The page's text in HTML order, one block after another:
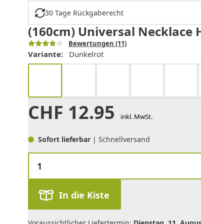
30 Tage Rückgaberecht
(160cm) Universal
Bewertungen (11)
Variante: Dunkelrot
CHF 12.95 inkl. MwSt.
Sofort lieferbar | Schnellversand
In die Kiste